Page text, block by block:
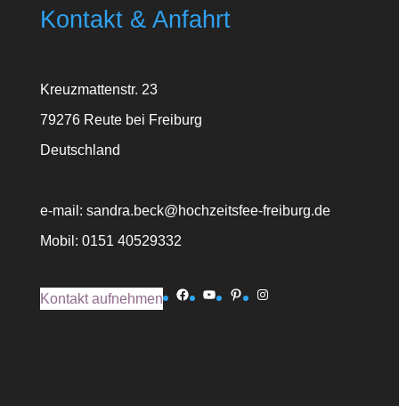
Kontakt & Anfahrt
Kreuzmattenstr. 23
79276 Reute bei Freiburg
Deutschland
e-mail: sandra.beck@hochzeitsfee-freiburg.de
Mobil: 0151 40529332
Kontakt aufnehmen Facebook
YouTube
PinterestInstagram